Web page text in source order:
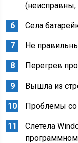
(неисправны,
Села
Не
Перегрев
Вышла из
Проблемы
Слетела
программном